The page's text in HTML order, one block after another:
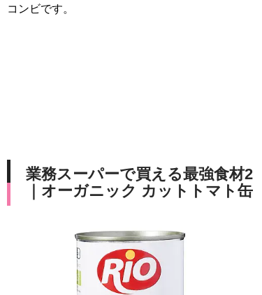
コンビです。
業務スーパーで買える最強食材2
｜オーガニック カットトマト缶